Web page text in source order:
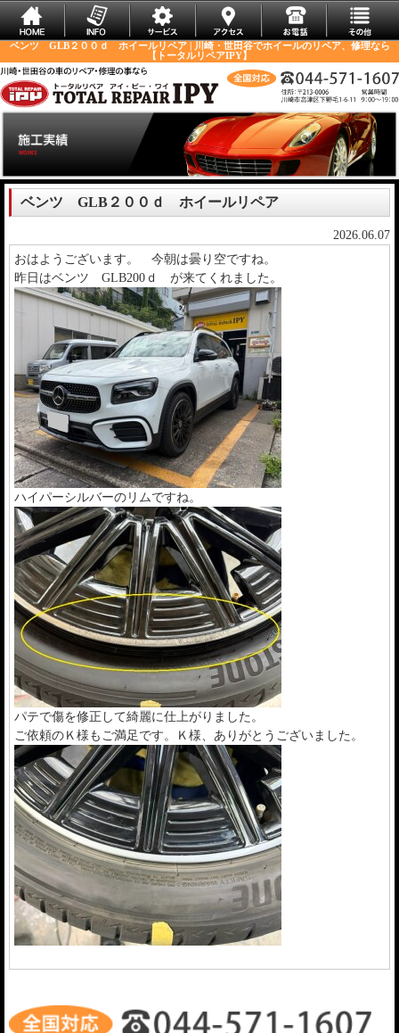
ベンツ GLB２００ｄ ホイールリペア | 川崎・世田谷でホイールのリペア、修理なら
【トータルリペアIPY】
ベンツ GLB２００ｄ ホイールリペア
2026.06.07
おはようございます。 今朝は曇り空ですね。
昨日はベンツ GLB200ｄ が来てくれました。
ハイパーシルバーのリムですね。
パテで傷を修正して綺麗に仕上がりました。
ご依頼のＫ様もご満足です。Ｋ様、ありがとうございました。